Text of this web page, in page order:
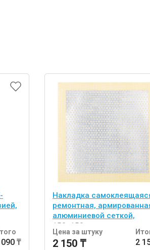
₸
Накладка
ремонтная,
алюминиевой сеткой,
150х150 мм
Цена за штуку
2 150 ₸ 2